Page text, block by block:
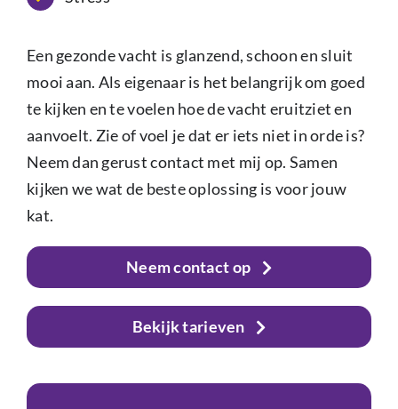
Een gezonde vacht is glanzend, schoon en sluit
mooi aan. Als eigenaar is het belangrijk om goed
te kijken en te voelen hoe de vacht eruitziet en
aanvoelt. Zie of voel je dat er iets niet in orde is?
Neem dan gerust contact met mij op. Samen
kijken we wat de beste oplossing is voor jouw
kat.
Neem contact op
Bekijk tarieven